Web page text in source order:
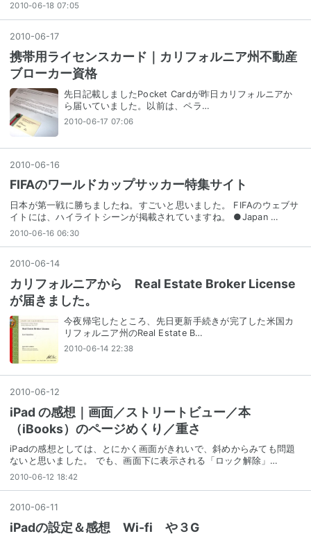
2010-06-18 07:05
2010-06-17
携帯用ライセンスカード｜カリフォルニア州不動産
ブローカー資格
先日記載しましたPocket Cardが昨日カリフォルニアか
ら届いていました。以前は、ペラ…
2010-06-17 07:06
2010-06-16
FIFAのワールドカップサッカー特集サイト
日本が第一戦に勝ちましたね。すごいと思いました。 FIFAのウェブサ
イトには、ハイライトシーンが掲載されていますね。 ●Japan …
2010-06-16 06:30
2010-06-14
カリフォルニアから Real Estate Broker License
が届きました。
今夜帰宅したところ、先日更新手続きが完了した米国カ
リフォルニア州のReal Estate B…
2010-06-14 22:38
2010-06-12
iPad の感想｜画面／ストリートビュー／本
（iBooks）のページめくり／重さ
iPadの感想としては、とにかく画面がきれいで、斜めからみても問題
ないと思いました。 でも、画面下に表示される「ロック解除」…
2010-06-12 18:42
2010-06-11
iPadの設定＆感想 Wi-fi や３G